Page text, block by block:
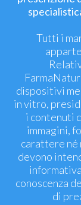
Tutti i
dispositivi
in vitro,
i contenuti
immagini,
carattere né
devono
conoscenza
di